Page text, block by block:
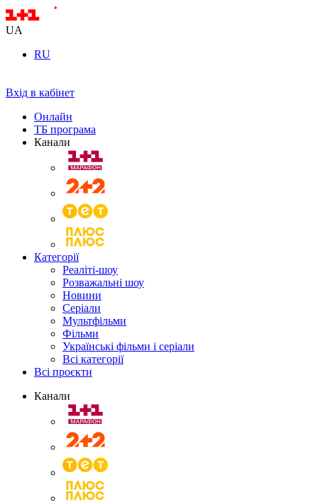
UA
RU
Вхід в кабінет
Онлайн
ТБ програма
Канали
Категорії
Реаліті-шоу
Розважальні шоу
Новини
Серіали
Мультфільми
Фільми
Українські фільми і серіали
Всі категорії
Всі проєкти
Канали